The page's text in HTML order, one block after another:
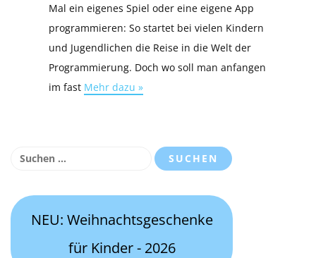
Mal ein eigenes Spiel oder eine eigene App
programmieren: So startet bei vielen Kindern
und Jugendlichen die Reise in die Welt der
Programmierung. Doch wo soll man anfangen
im fast Mehr dazu »
Suchen
NEU: Weihnachtsgeschenke
für Kinder - 2026